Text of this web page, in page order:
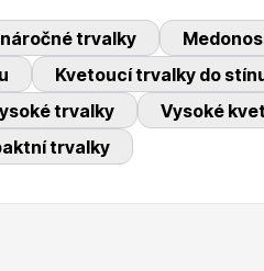
trvalky
Kvetoucí trvalky do
trvalky Vysoké
trvalky